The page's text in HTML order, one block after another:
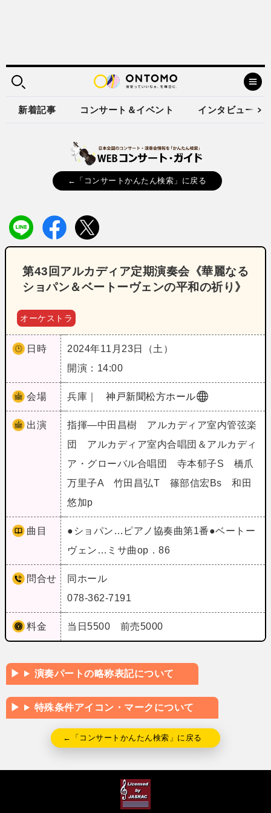
新着記事 コンサート＆イベント インタビュー
←「コンサートかんたん検索」に戻る
第43回アルカディア定期演奏会《華麗なる
ショパン＆ベートーヴェンの平和の祈り》
オーケストラ
日時
2024年11月23日（土）
開演：14:00
会場 兵庫｜ 神戸新聞松方ホール
出演
指揮―中田昌樹 アルカディア室内管弦楽
団 アルカディア室内合唱団＆アルカディ
ア・グローバル合唱団 寺本郁子S 橋爪
万里子A 竹田昌弘T 篠部信宏Bs 和田
悠加p
曲目
●ショパン…ピアノ協奏曲第1番●ベートー
ヴェン…ミサ曲op．86
問合せ
同ホール
078-362-7191
料金 当日5500 前売5000
演奏パートの略称表記について
特殊条件アイコン・マークについて
←「コンサートかんたん検索」に戻る